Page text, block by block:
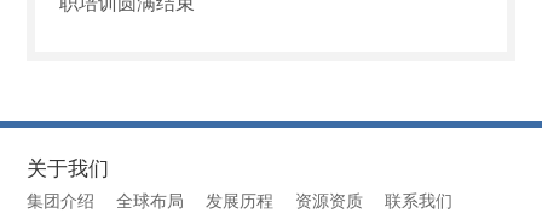
关于我们
集团介绍 全球布局 发展历程 资源资质 联系我们